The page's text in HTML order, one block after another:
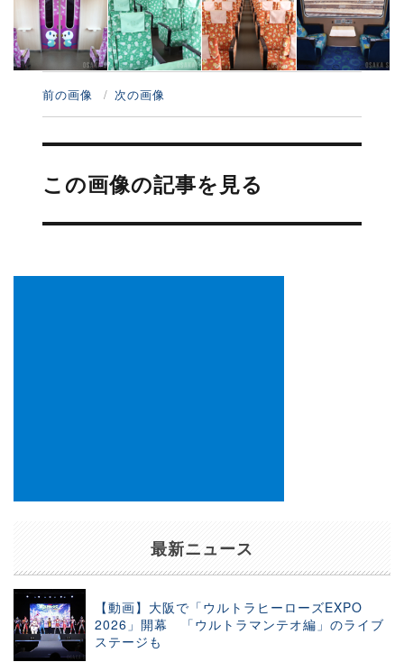
前の画像 次の画像
投
ナ
ビ
ー
この画像の記事を見る
最新ニュース
【動画】大阪で「ウルトラヒーローズEXPO
2026」開幕 「ウルトラマンテオ編」のライブ
ステージも